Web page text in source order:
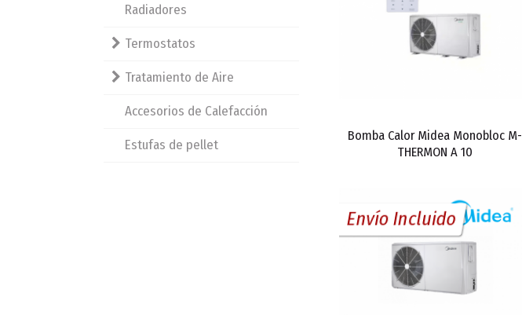
Radiadores
Termostatos
Tratamiento de Aire
Accesorios de Calefacción
Estufas de pellet
Bomba Calor Midea Monobloc M-
THERMON A 10
Envío Incluido